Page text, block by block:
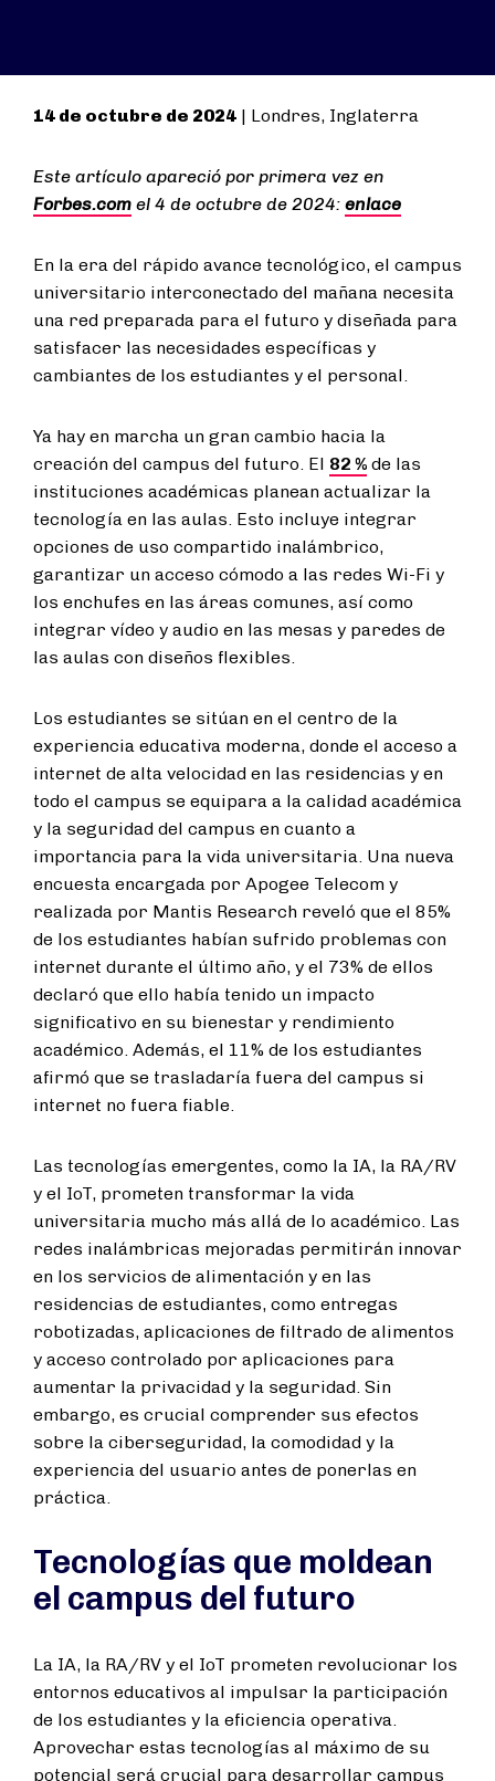
14 de octubre de 2024 | Londres, Inglaterra
Este artículo apareció por primera vez en
Forbes.com el 4 de octubre de 2024: enlace
En la era del rápido avance tecnológico, el campus
universitario interconectado del mañana necesita
una red preparada para el futuro y diseñada para
satisfacer las necesidades específicas y
cambiantes de los estudiantes y el personal.
Ya hay en marcha un gran cambio hacia la
creación del campus del futuro. El 82 % de las
instituciones académicas planean actualizar la
tecnología en las aulas. Esto incluye integrar
opciones de uso compartido inalámbrico,
garantizar un acceso cómodo a las redes Wi-Fi y
los enchufes en las áreas comunes, así como
integrar vídeo y audio en las mesas y paredes de
las aulas con diseños flexibles.
Los estudiantes se sitúan en el centro de la
experiencia educativa moderna, donde el acceso a
internet de alta velocidad en las residencias y en
todo el campus se equipara a la calidad académica
y la seguridad del campus en cuanto a
importancia para la vida universitaria. Una nueva
encuesta encargada por Apogee Telecom y
realizada por Mantis Research reveló que el 85%
de los estudiantes habían sufrido problemas con
internet durante el último año, y el 73% de ellos
declaró que ello había tenido un impacto
significativo en su bienestar y rendimiento
académico. Además, el 11% de los estudiantes
afirmó que se trasladaría fuera del campus si
internet no fuera fiable.
Las tecnologías emergentes, como la IA, la RA/RV
y el IoT, prometen transformar la vida
universitaria mucho más allá de lo académico. Las
redes inalámbricas mejoradas permitirán innovar
en los servicios de alimentación y en las
residencias de estudiantes, como entregas
robotizadas, aplicaciones de filtrado de alimentos
y acceso controlado por aplicaciones para
aumentar la privacidad y la seguridad. Sin
embargo, es crucial comprender sus efectos
sobre la ciberseguridad, la comodidad y la
experiencia del usuario antes de ponerlas en
práctica.
Tecnologías que moldean
el campus del futuro
La IA, la RA/RV y el IoT prometen revolucionar los
entornos educativos al impulsar la participación
de los estudiantes y la eficiencia operativa.
Aprovechar estas tecnologías al máximo de su
potencial será crucial para desarrollar campus